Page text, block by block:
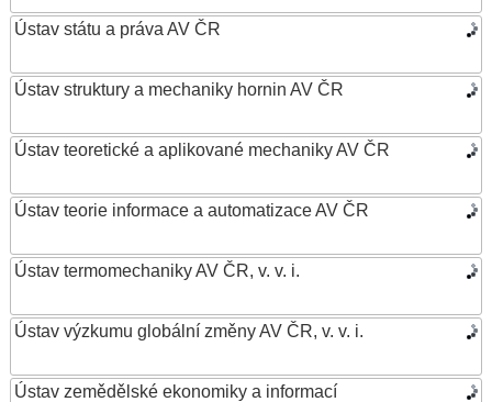
Ústav státu a práva AV ČR
Ústav struktury a mechaniky hornin AV ČR
Ústav teoretické a aplikované mechaniky AV ČR
Ústav teorie informace a automatizace AV ČR
Ústav termomechaniky AV ČR, v. v. i.
Ústav výzkumu globální změny AV ČR, v. v. i.
Ústav zemědělské ekonomiky a informací